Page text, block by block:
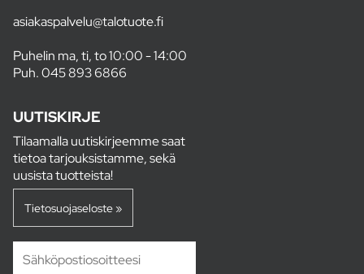
asiakaspalvelu@talotuote.fi
Puhelin ma, ti, to 10:00 - 14:00
Puh.045 893 6866
UUTISKIRJE
Tilaamalla uutiskirjeemme saat
tietoa tarjouksistamme, sekä
uusista tuotteista!
Tietosuojaseloste »